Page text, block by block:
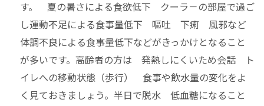
す。 夏の暑さによる食欲低下 クーラ－の部屋で過ご
し運動不足による食事量低下 嘔吐 下痢 風邪など
体調不良による食事量低下などがきっかけとなること
が多いです。高齢者の方は 発熱しにくいため会話 ト
イレへの移動状態（歩行） 食事や飲水量の変化をよ
く見ておきましょう。半日で脱水 低血糖になること